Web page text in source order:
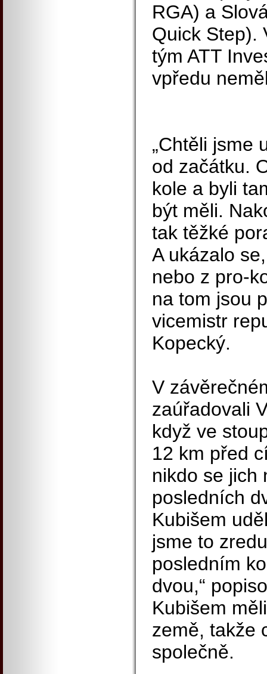
RGA) a
Quick Step).
tým ATT
vpředu
„Chtěli jsme
od začátku.
kole a byli
být měli.
tak těžké
A ukázalo
nebo z pro-
na tom jsou
vicemistr
Kopecký.
V
zaúřadovali
když ve
12 km před
nikdo se jich
posledních
Kubišem
jsme to
posledním
dvou,“
Kubišem
země, takže
společně.